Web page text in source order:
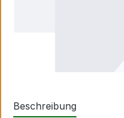
Beschreibung